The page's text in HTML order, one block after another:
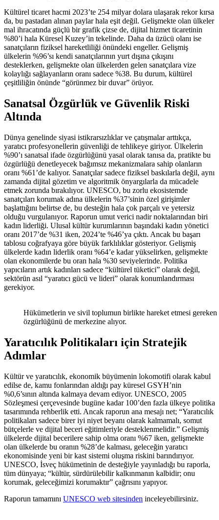
Kültürel ticaret hacmi 2023’te 254 milyar dolara ulaşarak rekor kırsa
da, bu pastadan alınan paylar hala eşit değil. Gelişmekte olan ülkeler
mal ihracatında güçlü bir grafik çizse de, dijital hizmet ticaretinin
%80’i hala Küresel Kuzey’in tekelinde. Daha da üzücü olanı ise
sanatçıların fiziksel hareketliliği önündeki engeller. Gelişmiş
ülkelerin %96’sı kendi sanatçılarının yurt dışına çıkışını
desteklerken, gelişmekte olan ülkelerden gelen sanatçılara vize
kolaylığı sağlayanların oranı sadece %38. Bu durum, kültürel
çeşitliliğin önünde “görünmez bir duvar” örüyor.
Sanatsal Özgürlük ve Güvenlik Riski
Altında
Dünya genelinde siyasi istikrarsızlıklar ve çatışmalar arttıkça,
yaratıcı profesyonellerin güvenliği de tehlikeye giriyor. Ülkelerin
%90’ı sanatsal ifade özgürlüğünü yasal olarak tanısa da, pratikte bu
özgürlüğü denetleyecek bağımsız mekanizmalara sahip olanların
oranı %61’de kalıyor. Sanatçılar sadece fiziksel baskılarla değil, aynı
zamanda dijital gözetim ve algoritmik önyargılarla da mücadele
etmek zorunda bırakılıyor. UNESCO, bu zorlu ekosistemde
sanatçıları korumak adına ülkelerin %37’sinin özel girişimler
başlattığını belirtse de, bu desteğin hala çok parçalı ve yetersiz
olduğu vurgulanıyor. Raporun umut verici nadir noktalarından biri
kadın liderliği. Ulusal kültür kurumlarının başındaki kadın yönetici
oranı 2017’de %31 iken, 2024’te %46’ya çıktı. Ancak bu başarı
tablosu coğrafyaya göre büyük farklılıklar gösteriyor. Gelişmiş
ülkelerde kadın liderlik oranı %64’e kadar yükselirken, gelişmekte
olan ekonomilerde bu oran hala %30 seviyelerinde. Politika
yapıcıların artık kadınları sadece “kültürel tüketici” olarak değil,
sektörün asıl “yaratıcı gücü ve lideri” olarak konumlandırması
gerekiyor.
Hükümetlerin ve sivil toplumun birlikte hareket etmesi gereken
özgürlüğünü de merkezine alıyor.
Yaratıcılık Politikaları için Stratejik
Adımlar
Kültür ve yaratıcılık, ekonomik büyümenin lokomotifi olarak kabul
edilse de, kamu fonlarından aldığı pay küresel GSYH’nin
%0,6’sının altında kalmaya devam ediyor. UNESCO, 2005
Sözleşmesi çerçevesinde bugüne kadar 100’den fazla ülkeye politika
tasarımında rehberlik etti. Ancak raporun ana mesajı net; “Yaratıcılık
politikaları sadece birer iyi niyet beyanı olarak kalmamalı, somut
bütçelerle ve dijital beceri eğitimleriyle desteklenmelidir.” Gelişmiş
ülkelerde dijital becerilere sahip olma oranı %67 iken, gelişmekte
olan ülkelerde bu oranın %28’de kalması, geleceğin yaratıcı
ekonomisinde yeni bir kast sistemi oluşma riskini barındırıyor.
UNESCO, İsveç hükümetinin de desteğiyle yayınladığı bu raporla,
tüm dünyaya; “kültür, sürdürülebilir kalkınmanın kalbidir; onu
korumak, geleceğimizi korumaktır” çağrısını yapıyor.
Raporun tamamını UNESCO web sitesinden inceleyebilirsiniz.